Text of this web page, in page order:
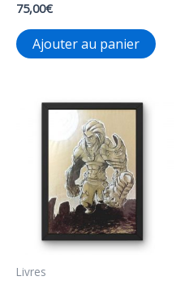
75,00€
Ajouter au panier
Livres